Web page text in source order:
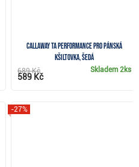
Callaway TA Performance Pro pánská
kšiltovka, šedá
Skladem 2ks
689 Kč
589 Kč
-27%